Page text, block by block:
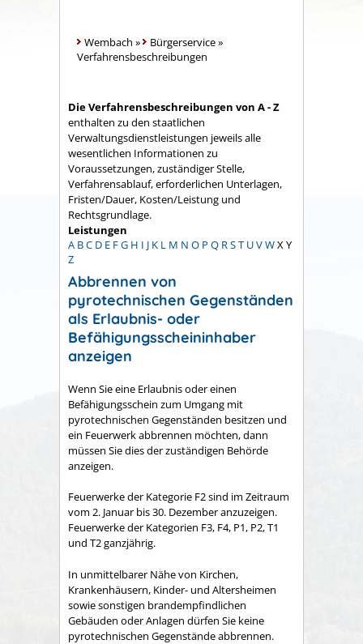
Wembach » Bürgerservice»
Verfahrensbeschreibungen
Die Verfahrensbeschreibungen von A - Z
enthalten zu den staatlichen
Verwaltungsdienstleistungen jeweils alle
wesentlichen Informationen zu
Voraussetzungen, zuständiger Stelle,
Verfahrensablauf, erforderlichen Unterlagen,
Fristen/Dauer, Kosten/Leistung und
Rechtsgrundlage.
Leistungen
A BC D E FG H I J K L M N O P Q RST UVWX Y
Z
Abbrennen von
pyrotechnischen Gegenständen
als Erlaubnis- oder
Befähigungsscheininhaber
anzeigen
Wenn Sie eine Erlaubnis oder einen
Befähigungsschein zum Umgang mit
pyrotechnischen Gegenständen besitzen und
ein Feuerwerk abbrennen möchten, dann
müssen Sie dies der zuständigen Behörde
anzeigen.
Feuerwerke der Kategorie F2 sind im Zeitraum
vom 2. Januar bis 30. Dezember anzuzeigen.
Feuerwerke der Kategorien F3, F4, P1, P2, T1
und T2 ganzjährig.
In unmittelbarer Nähe von Kirchen,
Krankenhäusern, Kinder- und Altersheimen
sowie sonstigen brandempfindlichen
Gebäuden oder Anlagen dürfen Sie keine
pyrotechnischen Gegenstände abbrennen.